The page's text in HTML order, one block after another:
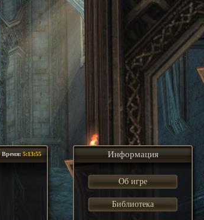
Время: 5:13:56 Информация
Об игре
Библиотека